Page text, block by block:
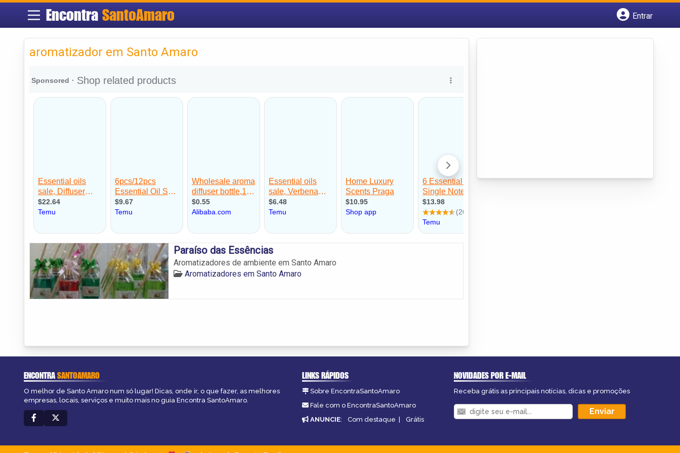
Encontra SantoAmaro
Entrar
aromatizador em Santo Amaro
Paraíso das Essências
Aromatizadores de ambiente em Santo Amaro
Aromatizadores em Santo Amaro
ENCONTRASANTOAMARO
O melhor de Santo Amaro num só lugar! Dicas, onde ir, o que fazer, as melhores
empresas, locais, serviços e muito mais no guia Encontra SantoAmaro.
LINKS RÁPIDOS
Sobre EncontraSantoAmaro
Fale com o EncontraSantoAmaro
ANUNCIE: Com destaque | Grátis
NOVIDADES POR E-MAIL
Receba grátis as principais notícias, dicas e promoções